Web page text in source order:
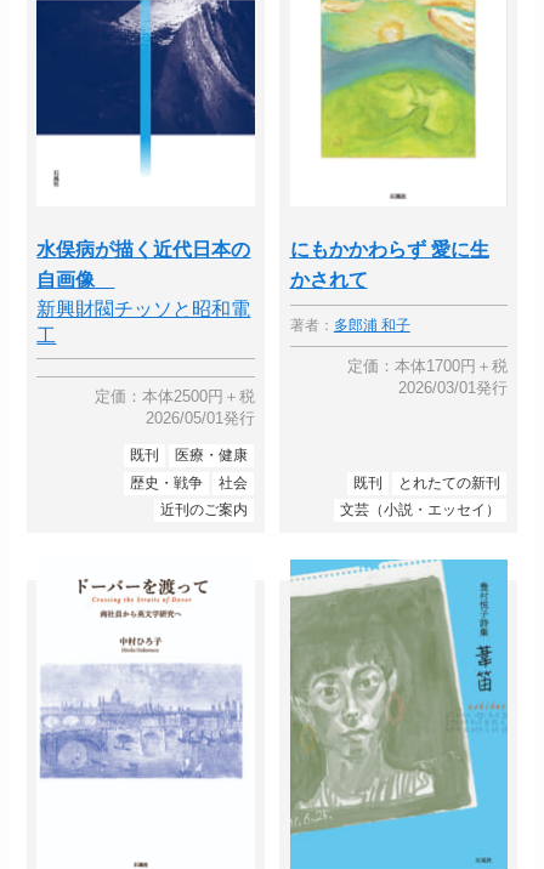
水俣病が描く近代日本の
自画像
新興財閥チッソと昭和電
工
定価：本体2500円＋税
2026/05/01発行
既刊
医療・健康
歴史・戦争
社会
近刊のご案内
にもかかわらず 愛に生
かされて
著者： 多郎浦 和子
定価：本体1700円＋税
2026/03/01発行
既刊
とれたての新刊
文芸（小説・エッセイ）